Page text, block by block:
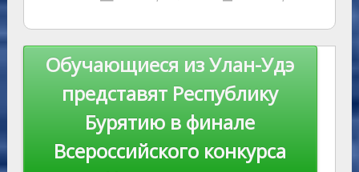
as
s
ni
ki
r
n
al
m p
p
st Li
n
k
Навигация
записям
Обучающиеся из Улан-Удэ
представят Республику
Бурятию в финале
Всероссийского конкурса